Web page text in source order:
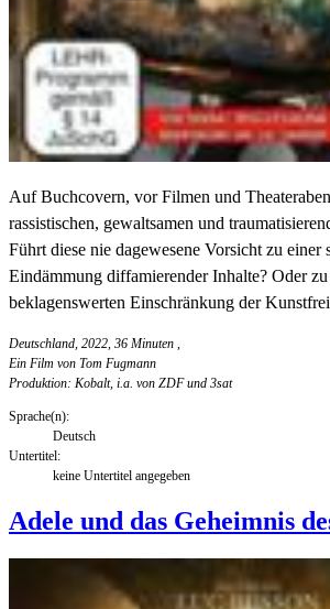
Auf Buchcovern, vor Filmen und
rassistischen, gewaltsamen und
Führt diese nie dagewesene Vorsicht zu einer
Eindämmung diffamierender Inhalte? Oder
beklagenswerten Einschränkung der
Deutschland, 2022, 36 Minuten
Ein Film von Tom Fugmann
Produktion: Kobalt, i.a. von ZDF und 3sat
Sprache(n):
Deutsch
Untertitel:
keine Untertitel angegeben
Adele und das Geheimnis